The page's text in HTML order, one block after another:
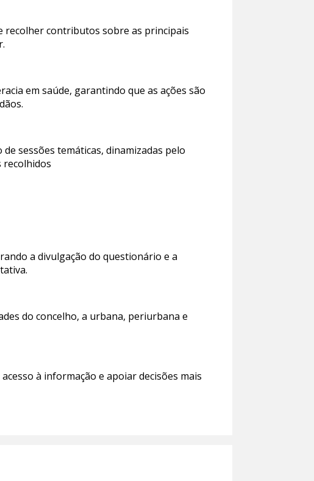
recolher contributos sobre as principais
em saúde, garantindo que as ações são
sessões temáticas, dinamizadas pelo
recolhidos
a divulgação do questionário e a
do concelho, a urbana, periurbana e
à informação e apoiar decisões mais